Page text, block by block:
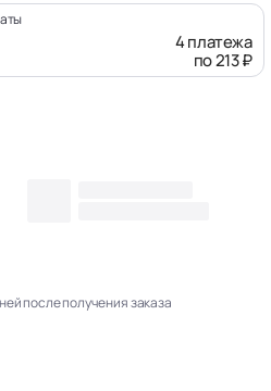
4 платежа
по 213 ₽
после получения заказа